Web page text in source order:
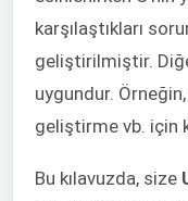
karşılaştıkları
geliştirilmiştir.
uygundur.
geliştirme vb. için
Bu kılavuzda, size